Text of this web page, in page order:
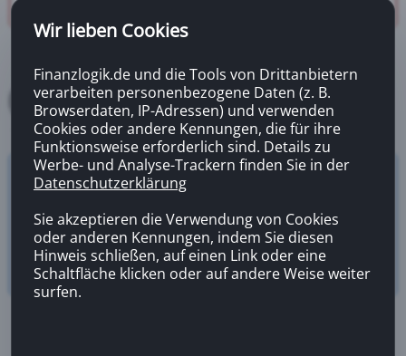
Versicherungsrechner
Wir lieben Cookies
Finanzlogik.de und die Tools von Drittanbietern
verarbeiten personenbezogene Daten (z. B.
Browserdaten, IP-Adressen) und verwenden
Cookies oder andere Kennungen, die für ihre
Funktionsweise erforderlich sind. Details zu
Werbe- und Analyse-Trackern finden Sie in der
Datenschutzerklärung
Sie akzeptieren die Verwendung von Cookies
oder anderen Kennungen, indem Sie diesen
Hinweis schließen, auf einen Link oder eine
Schaltfläche klicken oder auf andere Weise weiter
surfen.